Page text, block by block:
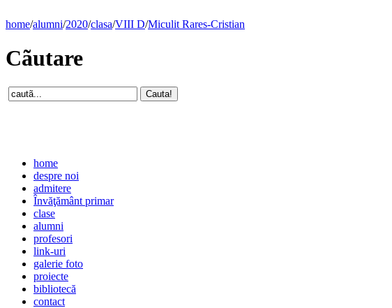
home/alumni/2020/clasa/VIII D/Miculit Rares-Cristian
Cãutare
home
despre noi
admitere
Învăţământ primar
clase
alumni
profesori
link-uri
galerie foto
proiecte
bibliotecă
contact